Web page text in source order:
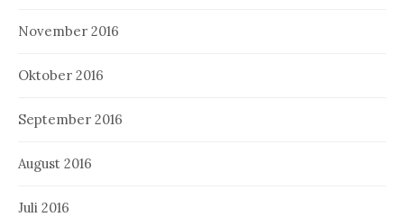
November 2016
Oktober 2016
September 2016
August 2016
Juli 2016